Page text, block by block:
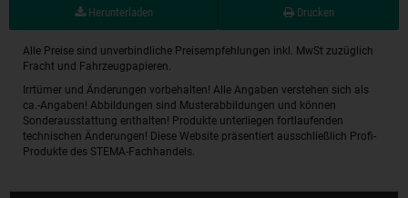
Herunterladen Drucken
Alle Preise sind unverbindliche Preisempfehlungen inkl. MwSt zuzüglich
Fracht und Fahrzeugpapieren.
Irrtümer und Änderungen vorbehalten! Alle Angaben verstehen sich als
ca.-Angaben! Abbildungen sind Musterabbildungen und können
Sonderausstattung enthalten! Produkte unterliegen fortlaufenden
technischen Änderungen! Diese Website präsentiert ausschließlich Profi-
Produkte des STEMA-Fachhandels.